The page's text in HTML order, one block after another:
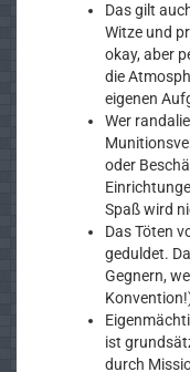
Das gilt
Witze und
okay, aber
die
eigenen
Wer
oder
Spaß wird
Das Töten
geduldet.
Gegnern,
ist
durch